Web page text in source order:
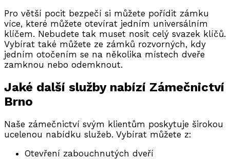
Pro větší pocit bezpečí si můžete pořídit zámku
více, které můžete otevírat jedním universálním
klíčem. Nebudete tak muset nosit celý svazek klíčů.
Vybírat také můžete ze zámků rozvorných, kdy
jedním otočením se na několika místech dveře
zamknou nebo odemknout.
Jaké další služby nabízí Zámečnictví
Brno
Naše zámečnictví svým klientům poskytuje širokou
ucelenou nabídku služeb. Vybírat můžete z:
Otevření zabouchnutých dveří